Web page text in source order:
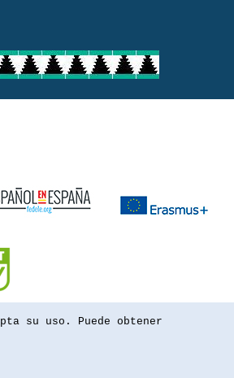
su uso. Puede obtener